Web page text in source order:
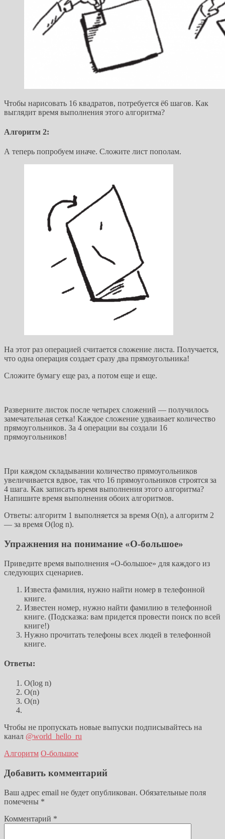
Чтобы нарисовать 16 квадратов, потребуется ё6 шагов. Как
выглядит время выполнения этого алгоритма?
Алгоритм 2:
А теперь попробуем иначе. Сложите лист пополам.
На этот раз операцией считается сложение листа. Получается,
что одна операция создает сразу два прямоугольника!
Сложите бумагу еще раз, а потом еще и еще.
Разверните листок после четырех сложений — получилось
замечательная сетка! Каждое сложение удваивает количество
прямоугольников. За 4 операции вы создали 16
прямоугольников!
При каждом складывании количество прямоугольников
увеличивается вдвое, так что 16 прямоугольников строятся за
4 шага. Как записать время выполнения этого алгоритма?
Напишите время выполнения обоих алгоритмов.
Ответы: алгоритм 1 выполняется за время O(n), а алгоритм 2
— за время O(log n).
Упражнения на понимание «О-большое»
Приведите время выполнения «О-большое» для каждого из
следующих сценариев.
Известа фамилия, нужно найти номер в телефонной
книге.
Известен номер, нужно найти фамилию в телефонной
книге. (Подсказка: вам придется провести поиск по всей
книге!)
Нужно прочитать телефоны всех людей в телефонной
книге.
Ответы:
O(log n)
O(n)
O(n)
Чтобы не пропускать новые выпуски подписывайтесь на
канал @world_hello_ru
Алгоритм О-большое
Добавить комментарий
Ваш адрес email не будет опубликован. Обязательные поля
помечены *
Комментарий *